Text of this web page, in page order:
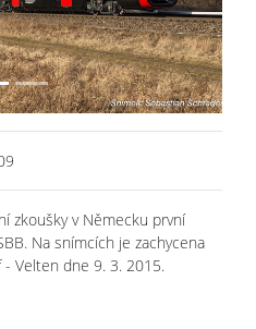
zkoušky v Německu první
Na snímcích je zachycena
Velten dne 9. 3. 2015.